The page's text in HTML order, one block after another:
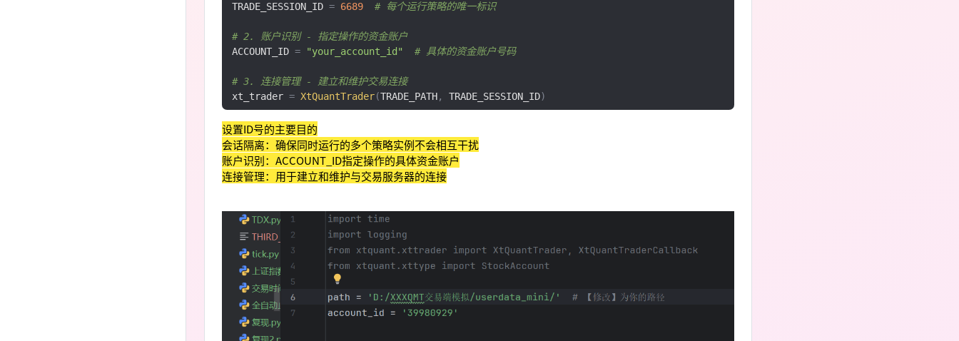
TRADE_SESSION_ID = 6689 # 每个运行策略的唯一标识
# 2. 账户识别 - 指定操作的资金账户
ACCOUNT_ID = "your_account_id" # 具体的资金账户号码
# 3. 连接管理 - 建立和维护交易连接
xt_trader = XtQuantTrader(TRADE_PATH, TRADE_SESSION_ID)
设置ID号的主要目的
会话隔离：确保同时运行的多个策略实例不会相互干扰
账户识别：ACCOUNT_ID指定操作的具体资金账户
连接管理：用于建立和维护与交易服务器的连接